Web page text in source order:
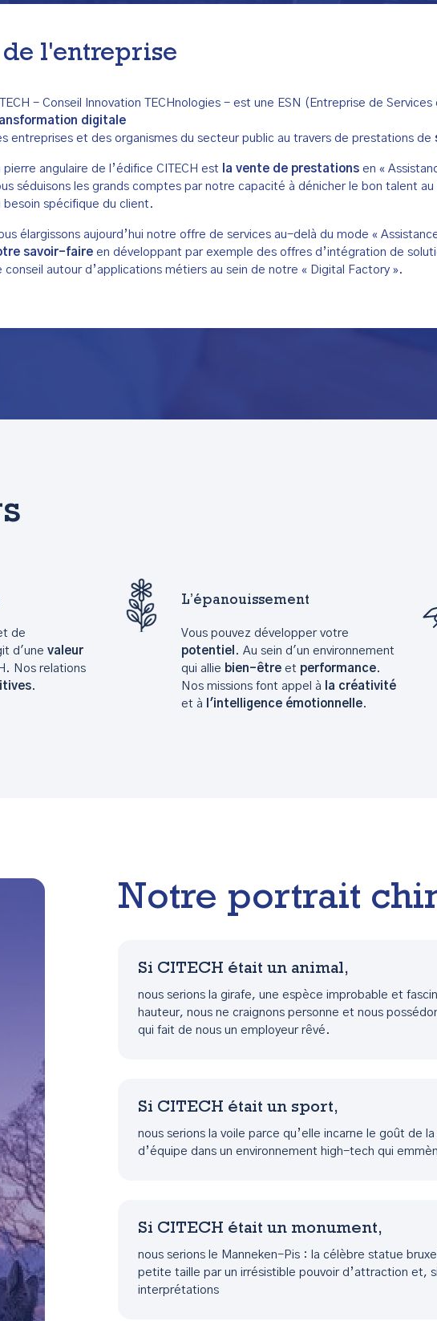
de l'entreprise
- Conseil Innovation TECHnologies - est une ESN (Entreprise de
digitale
entreprises et des organismes du secteur public au travers de prestations de
pierre angulaire de l’édifice CITECH est la vente de prestations en «
séduisons les grands comptes par notre capacité à dénicher le bon talent
besoin spécifique du client.
élargissons aujourd’hui notre offre de services au-delà du mode «
savoir-faire en développant par exemple des offres d’intégration de
conseil autour d’applications métiers au sein de notre « Digital Factory ».
de
d'une valeur
Nos relations
.
L’épanouissement
Vous pouvez développer votre
potentiel . Au sein d'un environnement
qui allie bien-être et performance.
Nos missions font appel à
la créativité
et à
l'intelligence émotionnelle.
Notre portrait
Si CITECH était un animal,
nous serions la girafe, une espèce improbable et
hauteur, nous ne craignons personne et nous
qui fait de nous un employeur rêvé.
Si CITECH était un sport,
nous serions la voile parce qu’elle incarne le goût de
d’équipe dans un environnement high-tech qui
Si CITECH était un monument,
nous serions le Manneken-Pis : la célèbre statue
petite taille par un irrésistible pouvoir d’attraction et,
interprétations